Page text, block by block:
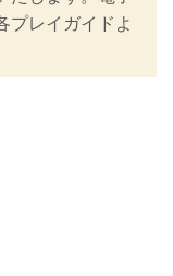
便をおかけいたしま
場・ご観戦いただけ
りますので、何卒ご
プレイガイドよ